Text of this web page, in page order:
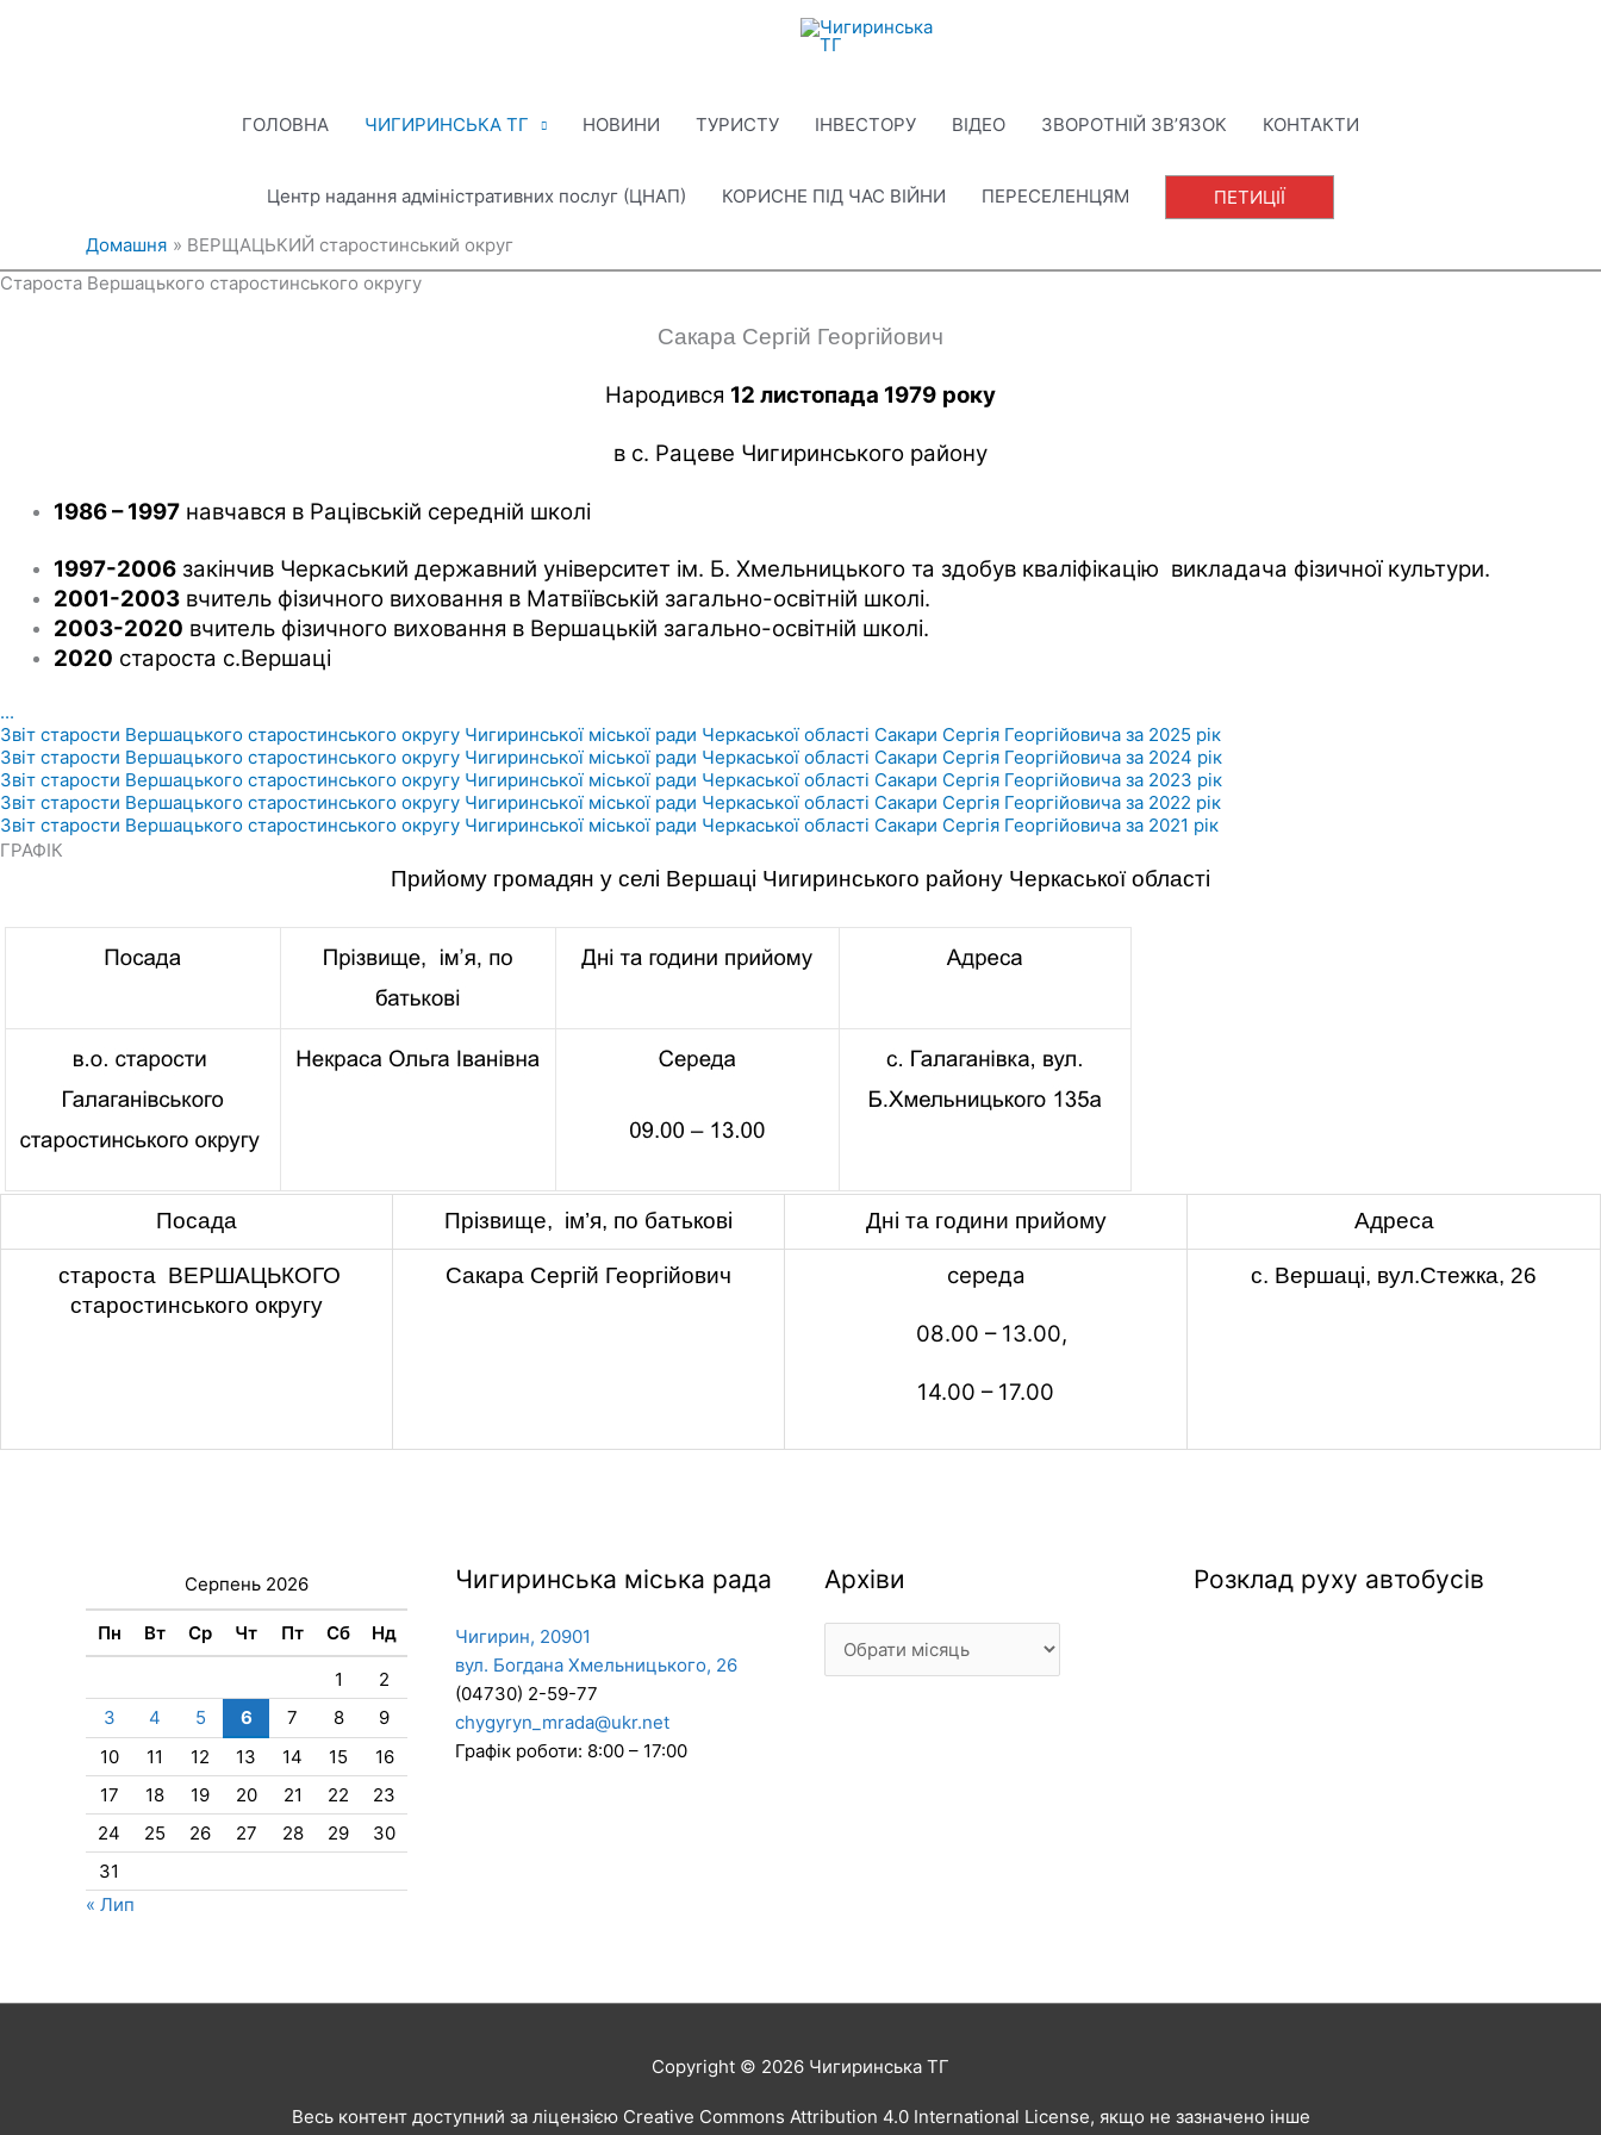
ГОЛОВНА ЧИГИРИНСЬКА ТГ НОВИНИ ТУРИСТУ ІНВЕСТОРУ ВІДЕО ЗВОРОТНІЙ ЗВ’ЯЗОК КОНТАКТИ
Центр надання адміністративних послуг (ЦНАП) КОРИСНЕ ПІД ЧАС ВІЙНИ ПЕРЕСЕЛЕНЦЯМ ПЕТИЦІЇ
Домашня
ВЕРЩАЦЬКИЙ старостинський округ
Староста Вершацького старостинського округу
Сакара Сергій Георгійович
Народився 12 листопада 1979 року
в с. Рацеве Чигиринського району
1986 – 1997 навчався в Рацівській середній школі
1997-2006 закінчив Черкаський державний університет ім. Б. Хмельницького та здобув кваліфікацію викладача фізичної культури.
2001-2003 вчитель фізичного виховання в Матвіївській загально-освітній школі.
2003-2020 вчитель фізичного виховання в Вершацькій загально-освітній школі.
2020 староста с.Вершаці
...
Звіт старости Вершацького старостинського округу Чигиринської міської ради Черкаської області Сакари Сергія Георгійовича за 2025 рік
Звіт старости Вершацького старостинського округу Чигиринської міської ради Черкаської області Сакари Сергія Георгійовича за 2024 рік
Звіт старости Вершацького старостинського округу Чигиринської міської ради Черкаської області Сакари Сергія Георгійовича за 2023 рік
Звіт старости Вершацького старостинського округу Чигиринської міської ради Черкаської області Сакари Сергія Георгійовича за 2022 рік
Звіт старости Вершацького старостинського округу Чигиринської міської ради Черкаської області Сакари Сергія Георгійовича за 2021 рік
ГРАФІК
Прийому громадян у селі Вершаці Чигиринського району Черкаської області
Посада Прізвище, ім’я, по батькові Дні та години прийому Адреса
староста ВЕРШАЦЬКОГО
старостинського округу
Сакара Сергій Георгійович середа
08.00 – 13.00,
14.00 – 17.00
с. Вершаці, вул.Стежка, 26
Серпень 2026
Пн Вт Ср Чт Пт Сб Нд
1
2
3
4 5 6 7 8
9
10
11 12 13 14 15
16
17
18 19 20 21 22
23
24
25 26 27 28 29
30
31
« Лип
Чигиринська міська рада
Чигирин, 20901
вул. Богдана Хмельницького, 26
(04730) 2-59-77
chygyryn_mrada@ukr.net
Графік роботи: 8:00 – 17:00
Архіви
Архіви Розклад руху автобусів
Copyright © 2026 Чигиринська ТГ
Весь контент доступний за ліцензією Creative Commons Attribution 4.0 International License, якщо не зазначено інше